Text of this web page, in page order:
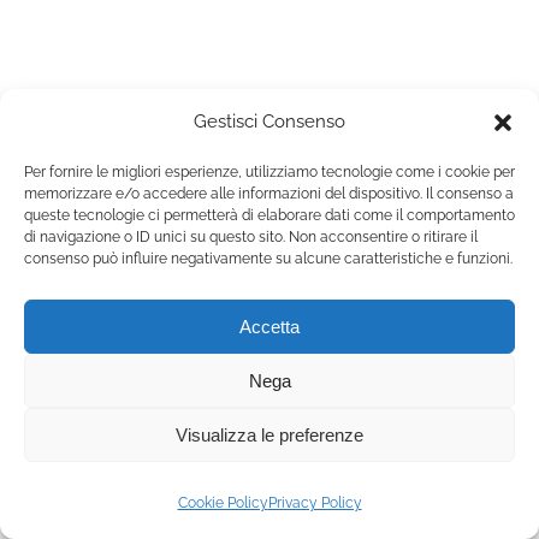
Gestisci Consenso
Per fornire le migliori esperienze, utilizziamo tecnologie come i cookie per
memorizzare e/o accedere alle informazioni del dispositivo. Il consenso a
queste tecnologie ci permetterà di elaborare dati come il comportamento
di navigazione o ID unici su questo sito. Non acconsentire o ritirare il
consenso può influire negativamente su alcune caratteristiche e funzioni.
Accetta
Nega
Visualizza le preferenze
Cookie Policy Privacy Policy
© 2025 primaveradibaggio.it | All Rights Reserved |Cookie
Policy | Privacy Policy
Associazione Primavera di Baggio – Via Antonio Ceriani 3 Milano
20153 MI – Cod. Fisc. 97709610154